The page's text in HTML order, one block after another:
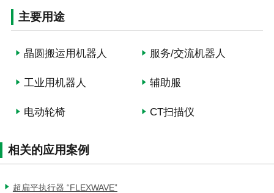
主要用途
晶圆搬运用机器人 服务/交流机器人
工业用机器人 辅助服
电动轮椅 CT扫描仪
相关的应用案例
超扁平执行器 “FLEXWAVE”